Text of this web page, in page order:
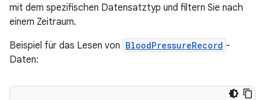
mit dem spezifischen Datensatztyp und filtern Sie nach
einem Zeitraum.
Beispiel für das Lesen von BloodPressureRecord -
Daten: